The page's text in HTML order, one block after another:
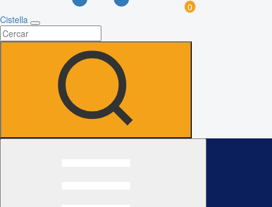
0
Cistella